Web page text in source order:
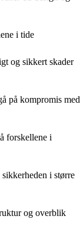
i tide
og sikkert skader
på kompromis med
forskellene i
i større
og overblik